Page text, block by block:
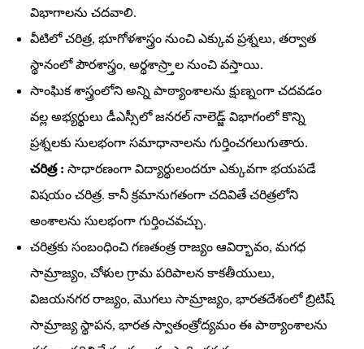
విభాగాలను చదవాలి.
వీటిలో చరిత్ర, భూగోళశాస్త్రం నుంచి ఎక్కువ ప్రశ్నలు, తర్వాత
స్థానంలో పౌరశాస్త్రం, అర్థశాస్ర్తాల నుంచి వస్తాయి.
సాంఘిక శాస్త్రంలోని అన్ని పాఠ్యాంశాలను క్షుణ్నంగా చదవడం
వల్ల అభ్యర్థులు డీఎస్సీలో జనరల్‌ నాలెడ్జ్‌ విభాగంలో కొన్ని
ప్రశ్నలకు సులభంగా సమాధానాలను గుర్తించగలుగుతారు.
చరిత్ర : సాధారణంగా విద్యార్థులందరూ ఎక్కువగా భయపడే
విషయం చరిత్ర. కానీ క్రమానుగతంగా చదివితే చరిత్రలోని
అంశాలను సులభంగా గుర్తించవచ్చు.
చరిత్రకు సంబంధించి గణతంత్ర రాజ్యం ఆవిర్భావం, మగధ
సామ్రాజ్యం, చోళుల గ్రామ పరిపాలన కాకతీయులు,
విజయనగర రాజ్యం, మొగలు సామ్రాజ్యం, భారతదేశంలో బ్రిటిష్‌
సామ్రాజ్య స్థాపన, భారత స్వాతంత్రోద్యమం ఈ పాఠ్యాంశాలను